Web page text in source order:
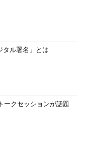
タル署名」とは
ークセッションが話題